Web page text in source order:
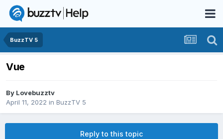
BuzzTV 5
Vue
By Lovebuzztv
April 11, 2022 in BuzzTV 5
Reply to this topic